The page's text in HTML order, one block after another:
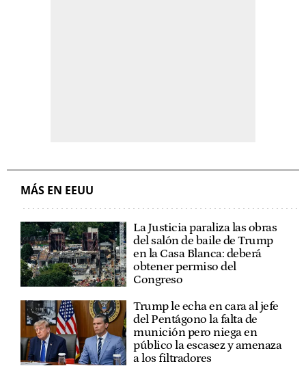
MÁS EN EEUU
La Justicia paraliza las obras
del salón de baile de Trump
en la Casa Blanca: deberá
obtener permiso del
Congreso
Trump le echa en cara al jefe
del Pentágono la falta de
munición pero niega en
público la escasez y amenaza
a los filtradores